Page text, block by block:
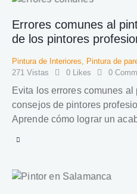
Errores comunes al
de los pintores
Pintura de Interiores Pintura de
271 Vistas 0 Likes 0
Evita los errores comunes
consejos de pintores
Aprende cómo lograr un